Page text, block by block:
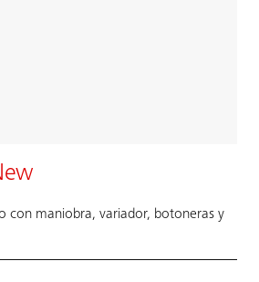
con maniobra, variador, botoneras y